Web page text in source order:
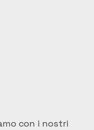
con i nostri